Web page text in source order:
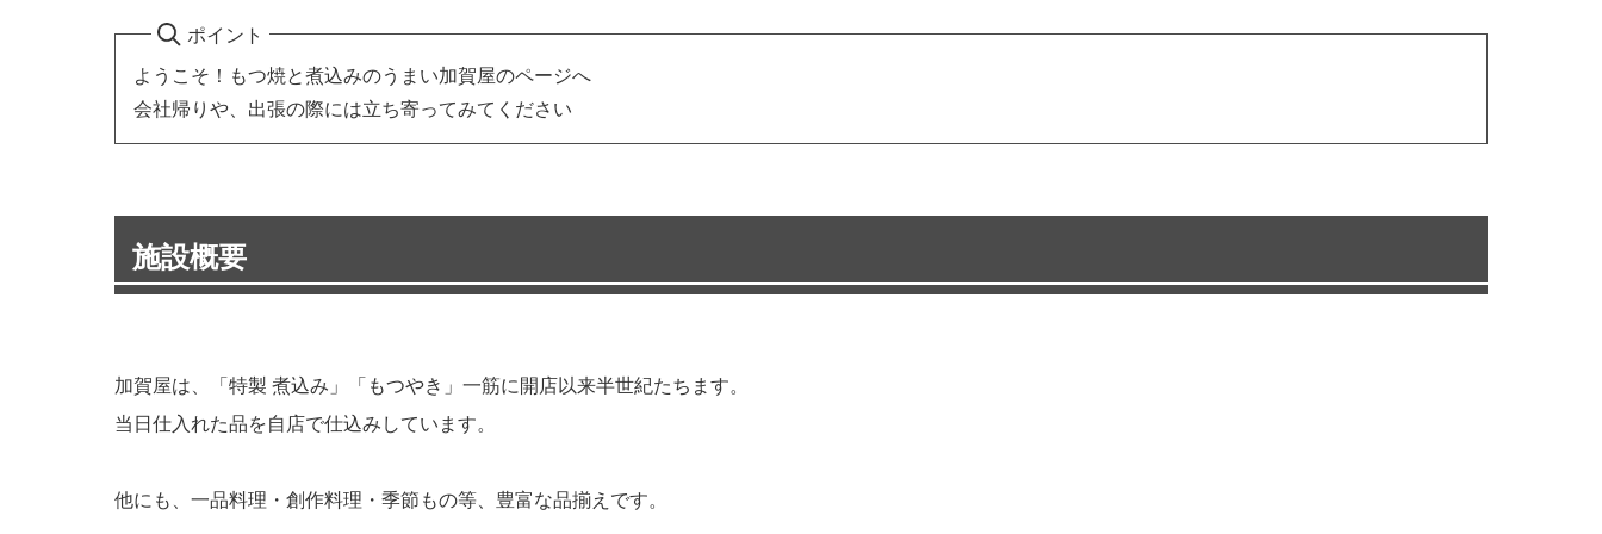
ポイント
ようこそ！もつ焼と煮込みのうまい加賀屋のページへ
会社帰りや、出張の際には立ち寄ってみてください
施設概要
加賀屋は、「特製 煮込み」「もつやき」一筋に開店以来半世紀たちます。
当日仕入れた品を自店で仕込みしています。
他にも、一品料理・創作料理・季節もの等、豊富な品揃えです。